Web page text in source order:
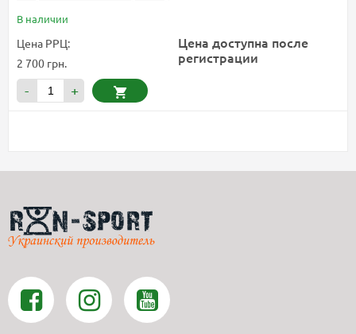
В наличии
Цена РРЦ:
2 700 грн.
Цена доступна после
регистрации
- +